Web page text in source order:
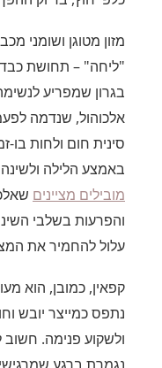
מזון מטוגן ושומני
"ליחה" – תחושת
בגרון שמפריע
אלכוהול, שנדמה
סינית חום ולחות בו-
באמצע הלילה
מובילים מציינים
והפרעות בשלבי
עלול להחמיר את
קפאין, כמובן, הוא
נתפס כמייצר יובש
ולשקוע פנימה.
נגמרת ברגע